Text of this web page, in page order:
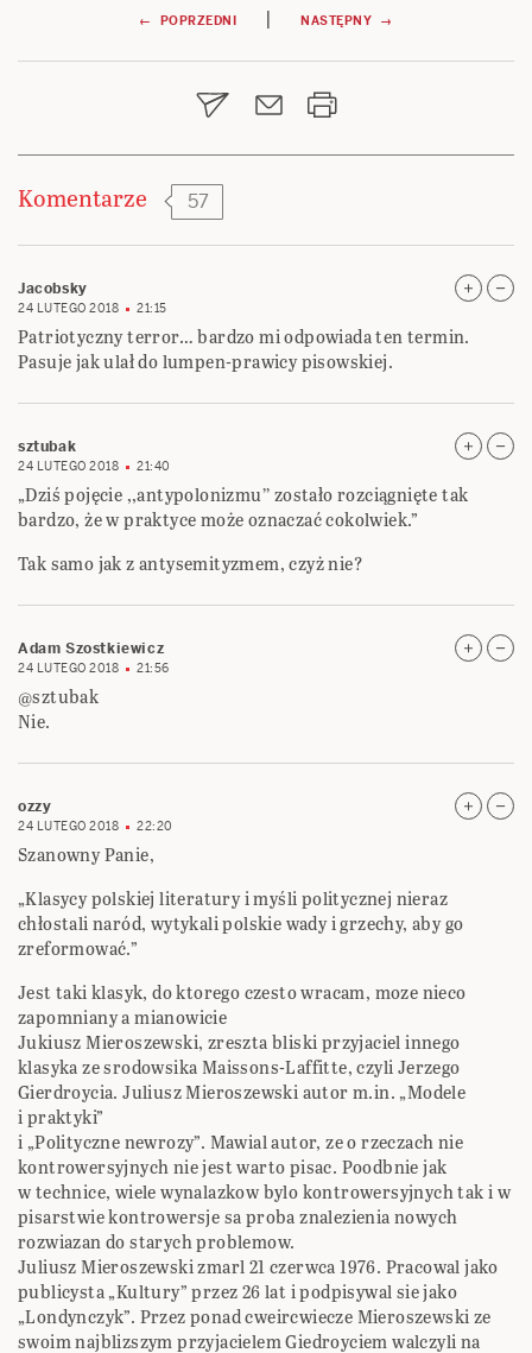
Nawigacja
wpisu
← POPRZEDNI | NASTĘPNY →
Komentarze 57
Jacobsky
24 LUTEGO 2018 21:15
Patriotyczny terror… bardzo mi odpowiada ten termin.
Pasuje jak ulał do lumpen-prawicy pisowskiej.
sztubak
24 LUTEGO 2018 21:40
„Dziś pojęcie ,,antypolonizmu’’ zostało rozciągnięte tak
bardzo, że w praktyce może oznaczać cokolwiek.”
Tak samo jak z antysemityzmem, czyż nie?
Adam Szostkiewicz
24 LUTEGO 2018 21:56
@sztubak
Nie.
ozzy
24 LUTEGO 2018 22:20
Szanowny Panie,
„Klasycy polskiej literatury i myśli politycznej nieraz
chłostali naród, wytykali polskie wady i grzechy, aby go
zreformować.”
Jest taki klasyk, do ktorego czesto wracam, moze nieco
zapomniany a mianowicie
Jukiusz Mieroszewski, zreszta bliski przyjaciel innego
klasyka ze srodowsika Maissons-Laffitte, czyli Jerzego
Gierdroycia. Juliusz Mieroszewski autor m.in. „Modele
i praktyki”
i „Polityczne newrozy”. Mawial autor, ze o rzeczach nie
kontrowersyjnych nie jest warto pisac. Poodbnie jak
w technice, wiele wynalazkow bylo kontrowersyjnych tak i w
pisarstwie kontrowersje sa proba znalezienia nowych
rozwiazan do starych problemow.
Juliusz Mieroszewski zmarl 21 czerwca 1976. Pracowal jako
publicysta „Kultury” przez 26 lat i podpisywal sie jako
„Londynczyk”. Przez ponad cweircwiecze Mieroszewski ze
swoim najblizszym przyjacielem Giedroyciem walczyli na